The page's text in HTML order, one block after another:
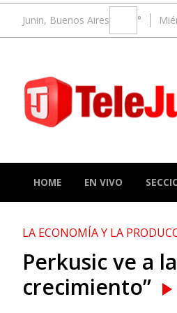
Junin, Buenos Aires °
HOME EN VIVO
LA ECONOMÍA Y LA
Perkusic ve a
crecimiento”